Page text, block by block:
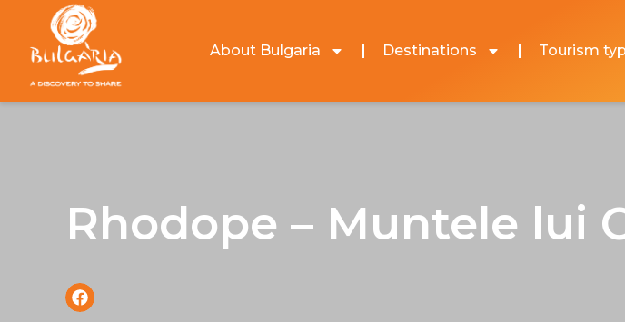
About Bulgaria Destinations Tourism
Rhodope – Muntele lui